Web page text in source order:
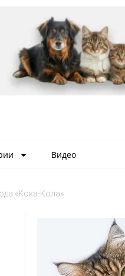
Видео
«Кока-Кола»